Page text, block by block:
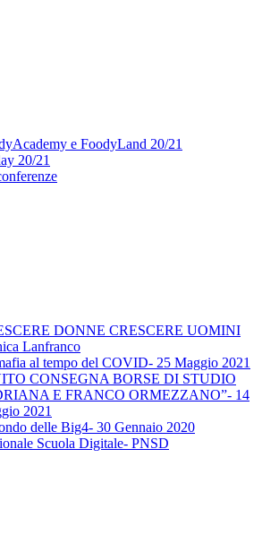
e FoodyLand 20/21
20/21
DONNE CRESCERE UOMINI
Lanfranco
al tempo del COVID- 25 Maggio 2021
CONSEGNA BORSE DI STUDIO
E FRANCO ORMEZZANO”- 14
2021
delle Big4- 30 Gennaio 2020
Scuola Digitale- PNSD